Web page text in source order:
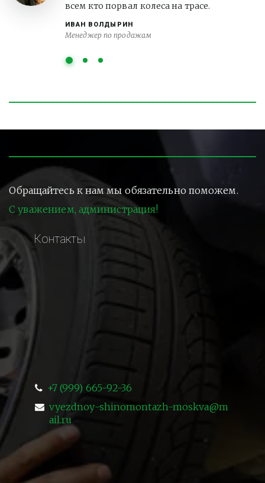
ИВАН ВОЛДЫРИН
Менеджер по продажам
всем кто порвал колеса на трасе.
Обращайтесь к нам мы обязательно поможем.
С уважением, администрация!
Контакты
+7 (999) 665-92-36
vyezdnoy-shinomontazh-moskva@m
ail.ru